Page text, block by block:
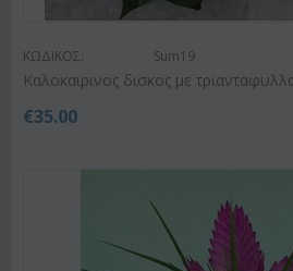
ΚΩΔΙΚΟΣ: Sum19
Kαλοκαιρινος δισκος με
€35.00